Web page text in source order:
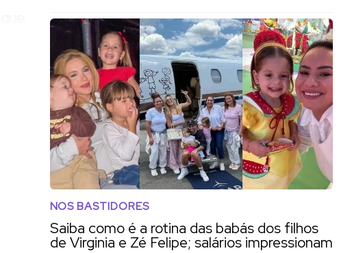
NOS BASTIDORES
Saiba como é a rotina das babás dos filhos
de Virginia e Zé Felipe; salários impressionam